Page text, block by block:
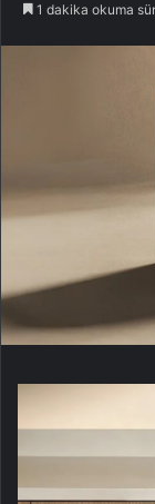
1 dakika okuma